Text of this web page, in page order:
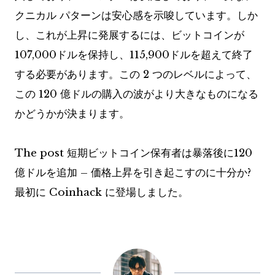
クニカル パターンは安心感を示唆しています。しか
し、これが上昇に発展するには、ビットコインが
107,000ドルを保持し、115,900ドルを超えて終了
する必要があります。この 2 つのレベルによって、
この 120 億ドルの購入の波がより大きなものになる
かどうかが決まります。
The post 短期ビットコイン保有者は暴落後に120
億ドルを追加 – 価格上昇を引き起こすのに十分か?
最初に Coinhack に登場しました。